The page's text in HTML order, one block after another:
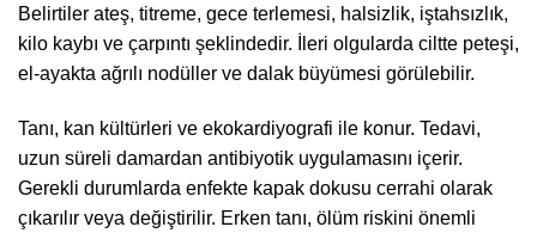
Belirtiler ateş, titreme, gece terlemesi, halsizlik, iştahsızlık,
kilo kaybı ve çarpıntı şeklindedir. İleri olgularda ciltte peteşi,
el-ayakta ağrılı nodüller ve dalak büyümesi görülebilir.
Tanı, kan kültürleri ve ekokardiyografi ile konur. Tedavi,
uzun süreli damardan antibiyotik uygulamasını içerir.
Gerekli durumlarda enfekte kapak dokusu cerrahi olarak
çıkarılır veya değiştirilir. Erken tanı, ölüm riskini önemli